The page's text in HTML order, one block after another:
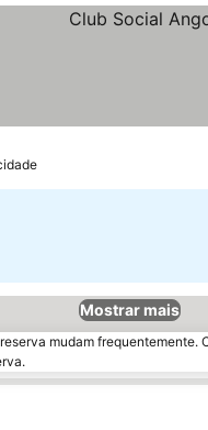
Mostrar mais
mudam